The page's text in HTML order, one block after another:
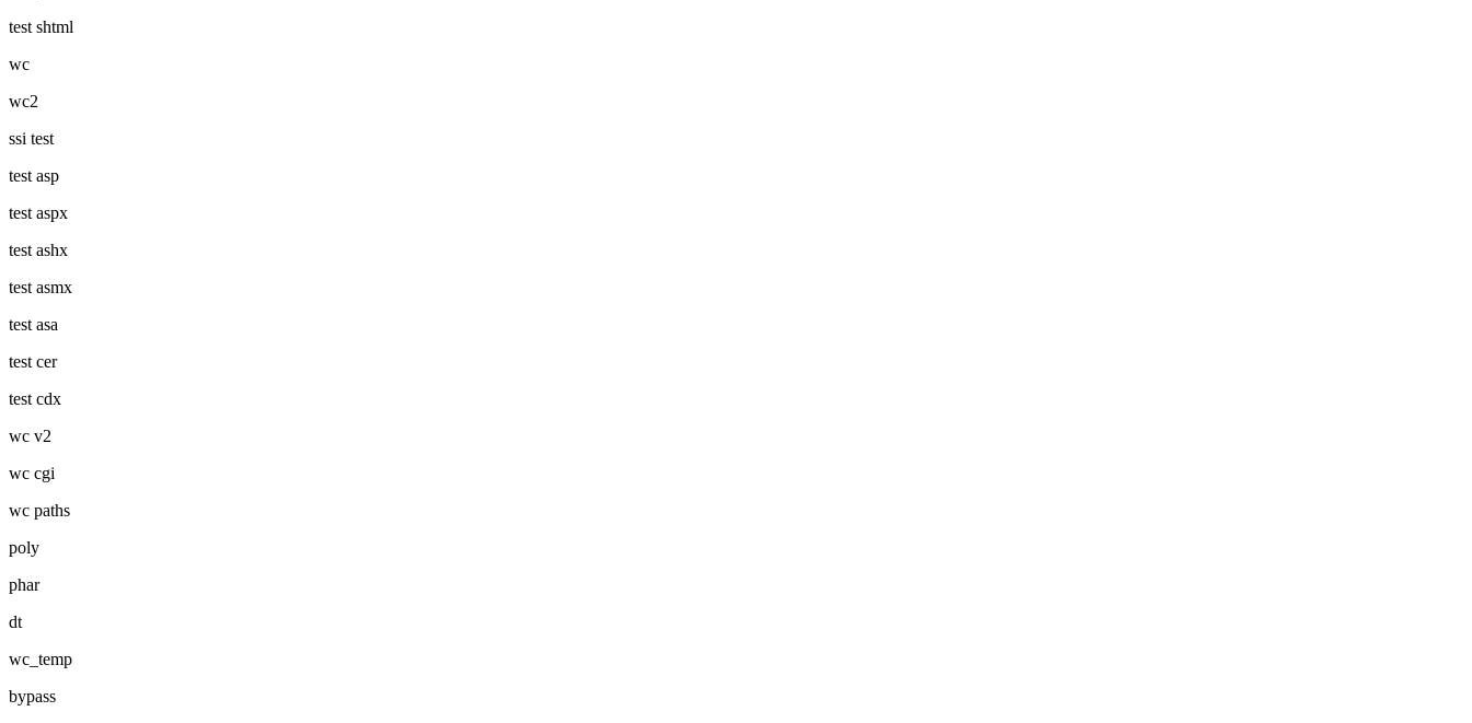
test shtml
wc
wc2
ssi test
test asp
test aspx
test ashx
test asmx
test asa
test cer
test cdx
wc v2
wc cgi
wc paths
poly
phar
dt
wc_temp
bypass